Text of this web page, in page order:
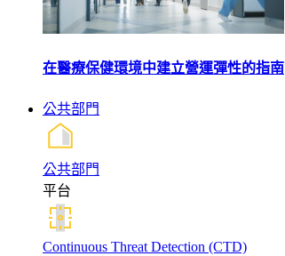
在醫療保健環境中建立營運彈性的指南
公共部門
公共部門
平台
Continuous Threat Detection (CTD)